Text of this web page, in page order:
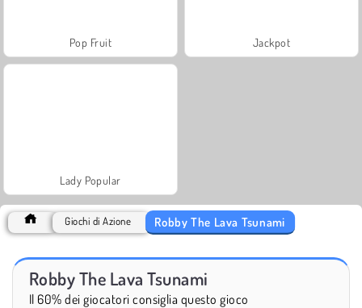
Pop Fruit Jackpot
Lady Popular
Giochi di Azione Robby The Lava Tsunami
Robby The Lava Tsunami
Il 60% dei giocatori consiglia questo gioco